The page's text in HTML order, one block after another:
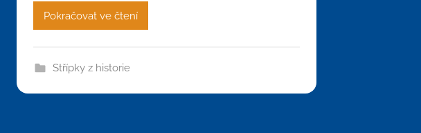
Pokračovat ve čtení
Střípky z historie